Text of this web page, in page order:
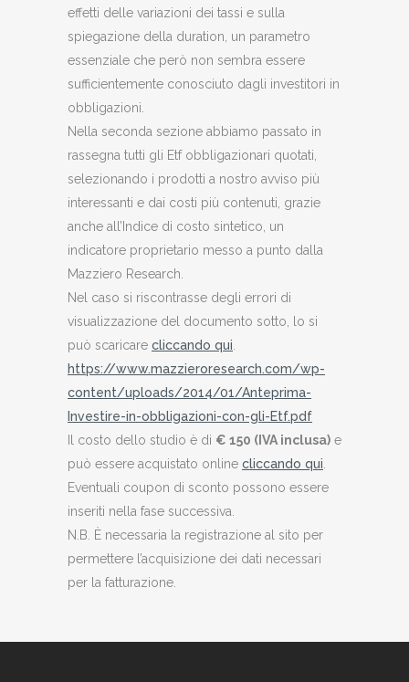
effetti delle variazioni dei tassi e sulla
spiegazione della duration, un parametro
essenziale che però non sembra essere
sufficientemente conosciuto dagli investitori in
obbligazioni.
Nella seconda sezione abbiamo passato in
rassegna tutti gli Etf obbligazionari quotati,
selezionando i prodotti a nostro avviso più
interessanti e dai costi più contenuti, grazie
anche all’Indice di costo sintetico, un
indicatore proprietario messo a punto dalla
Mazziero Research.
Nel caso si riscontrasse degli errori di
visualizzazione del documento sotto, lo si
può scaricare cliccando qui.
https://www.mazzieroresearch.com/wp-
content/uploads/2014/01/Anteprima-
Investire-in-obbligazioni-con-gli-Etf.pdf
Il costo dello studio è di € 150 (IVA inclusa) e
può essere acquistato online cliccando qui.
Eventuali coupon di sconto possono essere
inseriti nella fase successiva.
N.B. È necessaria la registrazione al sito per
permettere l’acquisizione dei dati necessari
per la fatturazione.